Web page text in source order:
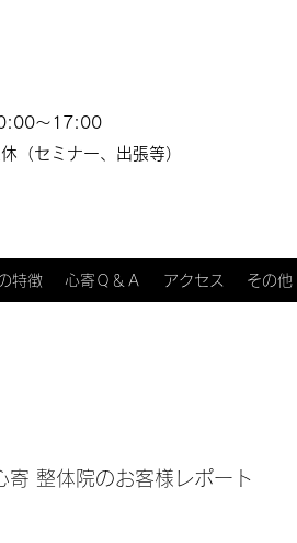
～17:00
（セミナー、出張等）
特徴 心寄Ｑ＆Ａ アクセス その他
寄 整体院のお客様レポート